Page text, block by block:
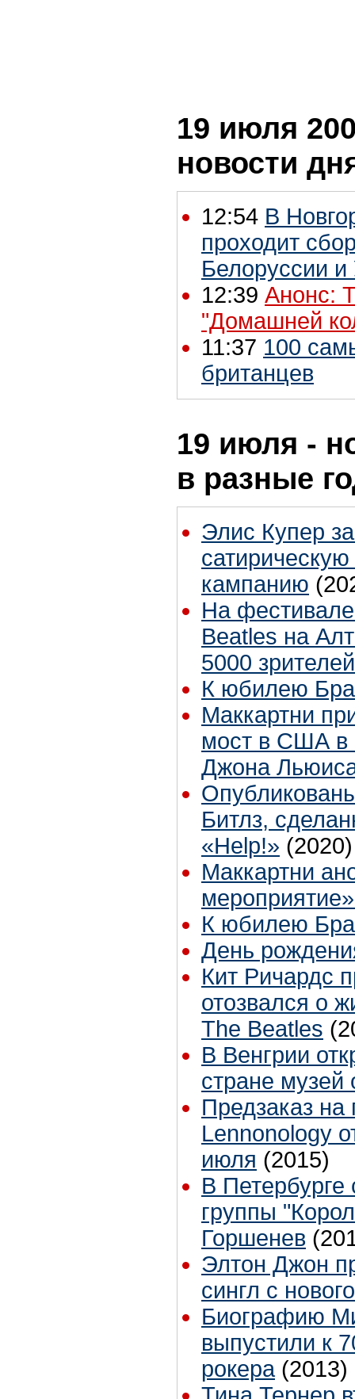
19 июля
новости
12:54 В
проходит
Белоруссии
12:39 Анонс:
"Домашней
11:37 100
британцев
19 июля -
в разные
Элис Купер
кампанию
На
Beatles на
5000 зрителей
К юбилею
Маккартни
мост в США в
Джона
Битлз,
«Help!» (2020)
Маккартни
К юбилею
День
Кит Ричардс
отозвался о
The Beatles
В Венгрии
стране музей
Предзаказ
Lennonology
июля (2015)
В Петербурге
группы
Горшенев
Элтон Джон
сингл с
Биографию
выпустили к
рокера (2013)